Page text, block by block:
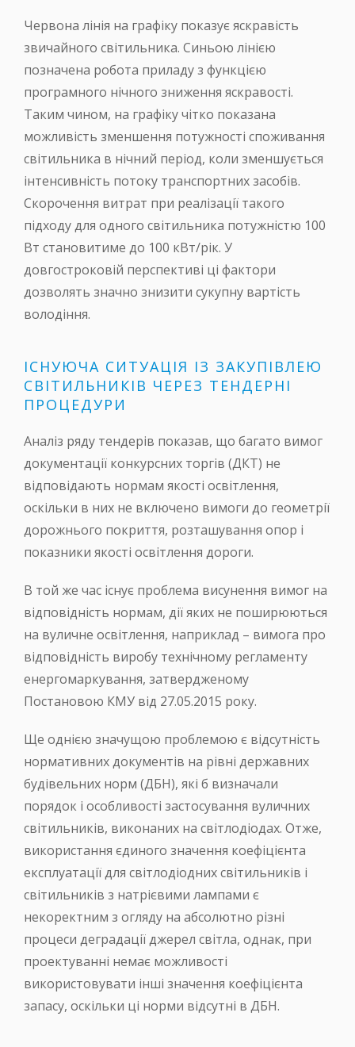
Червона лінія на графіку показує яскравість
звичайного світильника. Синьою лінією
позначена робота приладу з функцією
програмного нічного зниження яскравості.
Таким чином, на графіку чітко показана
можливість зменшення потужності споживання
світильника в нічний період, коли зменшується
інтенсивність потоку транспортних засобів.
Скорочення витрат при реалізації такого
підходу для одного світильника потужністю 100
Вт становитиме до 100 кВт/рік. У
довгостроковій перспективі ці фактори
дозволять значно знизити сукупну вартість
володіння.
ІСНУЮЧА СИТУАЦІЯ ІЗ ЗАКУПІВЛЕЮ
СВІТИЛЬНИКІВ ЧЕРЕЗ ТЕНДЕРНІ
ПРОЦЕДУРИ
Аналіз ряду тендерів показав, що багато вимог
документації конкурсних торгів (ДКТ) не
відповідають нормам якості освітлення,
оскільки в них не включено вимоги до геометрії
дорожнього покриття, розташування опор і
показники якості освітлення дороги.
В той же час існує проблема висунення вимог на
відповідність нормам, дії яких не поширюються
на вуличне освітлення, наприклад – вимога про
відповідність виробу технічному регламенту
енергомаркування, затвердженому
Постановою КМУ від 27.05.2015 року.
Ще однією значущою проблемою є відсутність
нормативних документів на рівні державних
будівельних норм (ДБН), які б визначали
порядок і особливості застосування вуличних
світильників, виконаних на світлодіодах. Отже,
використання єдиного значення коефіцієнта
експлуатації для світлодіодних світильників і
світильників з натрієвими лампами є
некоректним з огляду на абсолютно різні
процеси деградації джерел світла, однак, при
проектуванні немає можливості
використовувати інші значення коефіцієнта
запасу, оскільки ці норми відсутні в ДБН.